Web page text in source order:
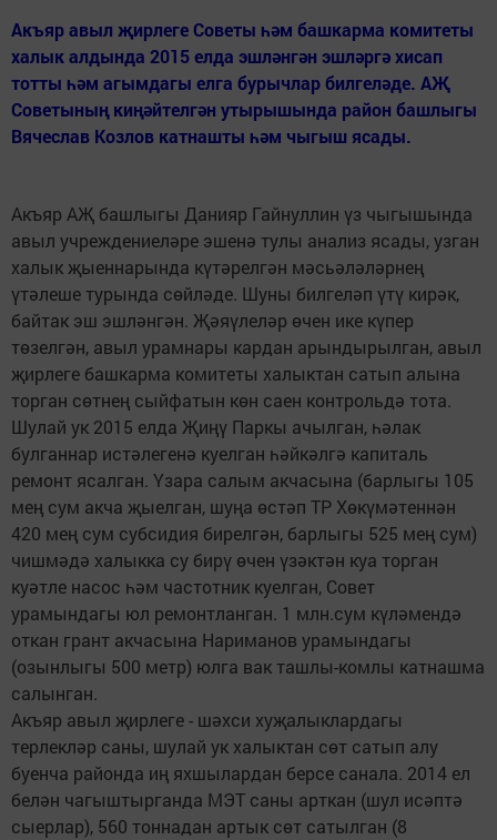
Акъяр авыл җирлеге Советы һәм башкарма комитеты
халык алдында 2015 елда эшләнгән эшләргә хисап
тотты һәм агымдагы елга бурычлар билгеләде. АҖ
Советының киңәйтелгән утырышында район башлыгы
Вячеслав Козлов катнашты һәм чыгыш ясады.
Акъяр АҖ башлыгы Данияр Гайнуллин үз чыгышында
авыл учреждениеләре эшенә тулы анализ ясады, узган
халык җыеннарында күтәрелгән мәсьәләләрнең
үтәлеше турында сөйләде. Шуны билгеләп үтү кирәк,
байтак эш эшләнгән. Җәяүлеләр өчен ике күпер
төзелгән, авыл урамнары кардан арындырылган, авыл
җирлеге башкарма комитеты халыктан сатып алына
торган сөтнең сыйфатын көн саен контрольдә тота.
Шулай ук 2015 елда Җиңү Паркы ачылган, һәлак
булганнар истәлегенә куелган һәйкәлгә капиталь
ремонт ясалган. Үзара салым акчасына (барлыгы 105
мең сум акча җыелган, шуңа өстәп ТР Хөкүмәтеннән
420 мең сум субсидия бирелгән, барлыгы 525 мең сум)
чишмәдә халыкка су бирү өчен үзәктән куа торган
куәтле насос һәм частотник куелган, Совет
урамындагы юл ремонтланган. 1 млн.сум күләмендә
откан грант акчасына Нариманов урамындагы
(озынлыгы 500 метр) юлга вак ташлы-комлы катнашма
салынган.
Акъяр авыл җирлеге - шәхси хуҗалыклардагы
терлекләр саны, шулай ук халыктан сөт сатып алу
буенча районда иң яхшылардан берсе санала. 2014 ел
белән чагыштырганда МЭТ саны арткан (шул исәптә
сыерлар), 560 тоннадан артык сөт сатылган (8